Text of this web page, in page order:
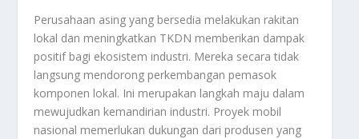
Perusahaan asing yang bersedia melakukan rakitan
lokal dan meningkatkan TKDN memberikan dampak
positif bagi ekosistem industri. Mereka secara tidak
langsung mendorong perkembangan pemasok
komponen lokal. Ini merupakan langkah maju dalam
mewujudkan kemandirian industri. Proyek mobil
nasional memerlukan dukungan dari produsen yang